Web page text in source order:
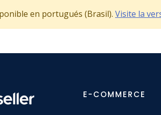
en portugués (Brasil). Visite la
E-COMMERCE